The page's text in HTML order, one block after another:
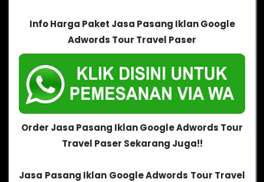
Info Harga Paket Jasa Pasang Iklan Google
Adwords Tour Travel Paser
Order Jasa Pasang Iklan Google Adwords Tour
Travel Paser Sekarang Juga!!
Jasa Pasang Iklan Google Adwords Tour Travel